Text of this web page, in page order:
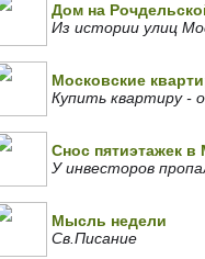
Дом на
Из истории улиц
Московские
Купить квартиру -
Снос пятиэтажек в
У инвесторов
Мысль недели
Св.Писание